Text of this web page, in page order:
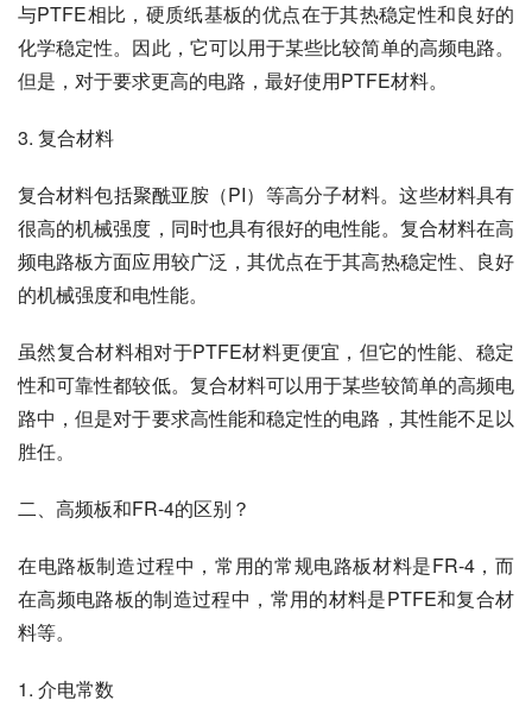
与PTFE相比，硬质纸基板的优点在于其热稳定性和良好的
化学稳定性。因此，它可以用于某些比较简单的高频电路。
但是，对于要求更高的电路，最好使用PTFE材料。
3. 复合材料
复合材料包括聚酰亚胺（PI）等高分子材料。这些材料具有
很高的机械强度，同时也具有很好的电性能。复合材料在高
频电路板方面应用较广泛，其优点在于其高热稳定性、良好
的机械强度和电性能。
虽然复合材料相对于PTFE材料更便宜，但它的性能、稳定
性和可靠性都较低。复合材料可以用于某些较简单的高频电
路中，但是对于要求高性能和稳定性的电路，其性能不足以
胜任。
二、高频板和FR-4的区别？
在电路板制造过程中，常用的常规电路板材料是FR-4，而
在高频电路板的制造过程中，常用的材料是PTFE和复合材
料等。
1. 介电常数